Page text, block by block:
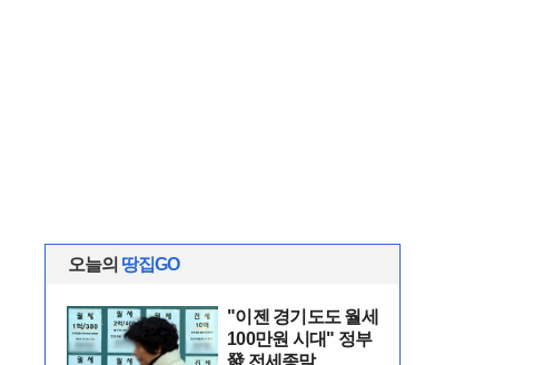
오늘의 땅집GO
"이젠 경기도도 월세
100만원 시대" 정부
發 전세종말..